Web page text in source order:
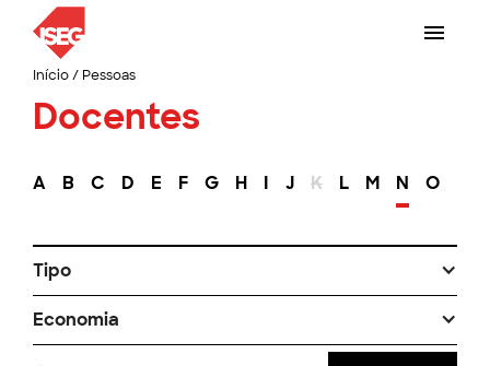
Início/ Pessoas
Docentes
A B C D E F G H I J K L M N O
Tipo
Economia